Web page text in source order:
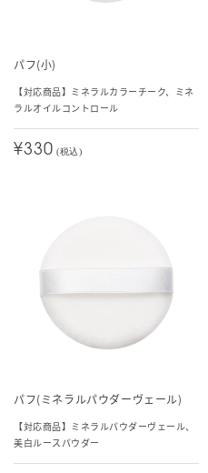
パフ(小)
【対応商品】ミネラルカラーチーク、ミネ
ラルオイルコントロール
¥330 (税込)
パフ(ミネラルパウダーヴェール)
【対応商品】ミネラルパウダーヴェール、
美白ルースパウダー